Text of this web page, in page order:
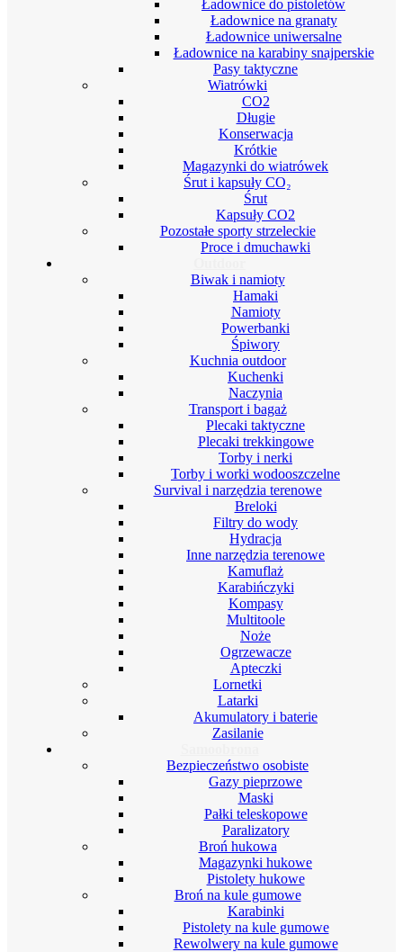
Ładownice do pistoletów
Ładownice na granaty
Ładownice uniwersalne
Ładownice na karabiny snajperskie
Pasy taktyczne
Wiatrówki
CO2
Długie
Konserwacja
Krótkie
Magazynki do wiatrówek
Śrut i kapsuły CO₂
Śrut
Kapsuły CO2
Pozostałe sporty strzeleckie
Proce i dmuchawki
Biwak i namioty
Hamaki
Namioty
Powerbanki
Śpiwory
Kuchnia outdoor
Kuchenki
Naczynia
Transport i bagaż
Plecaki taktyczne
Plecaki trekkingowe
Torby i nerki
Torby i worki wodooszczelne
Survival i narzędzia terenowe
Breloki
Filtry do wody
Hydracja
Inne narzędzia terenowe
Kamuflaż
Karabińczyki
Kompasy
Multitoole
Noże
Ogrzewacze
Apteczki
Lornetki
Latarki
Akumulatory i baterie
Zasilanie
Bezpieczeństwo osobiste
Gazy pieprzowe
Maski
Pałki teleskopowe
Paralizatory
Broń hukowa
Magazynki hukowe
Pistolety hukowe
Broń na kule gumowe
Karabinki
Pistolety na kule gumowe
Rewolwery na kule gumowe